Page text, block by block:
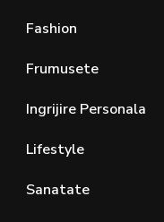
Fashion
Frumusete
Ingrijire Personala
Lifestyle
Sanatate